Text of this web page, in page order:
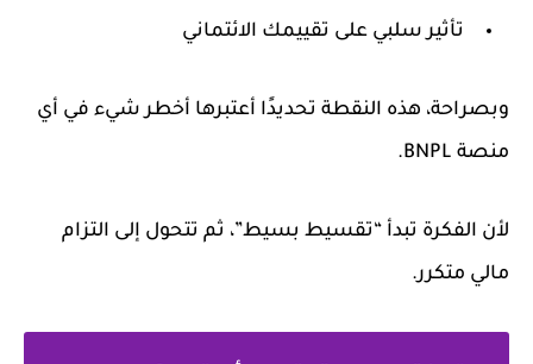
تأثير سلبي على تقييمك الائتماني
وبصراحة، هذه النقطة تحديدًا أعتبرها أخطر شيء في أي
منصة BNPL.
لأن الفكرة تبدأ “تقسيط بسيط”، ثم تتحول إلى التزام
مالي متكرر.